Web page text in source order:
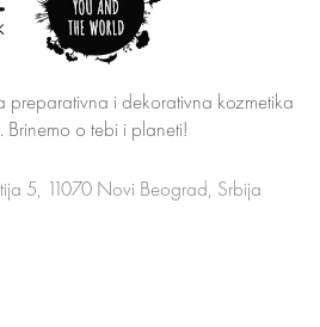
preparativna i dekorativna kozmetika
o tebi i planeti!
5, 11070 Novi Beograd, Srbija